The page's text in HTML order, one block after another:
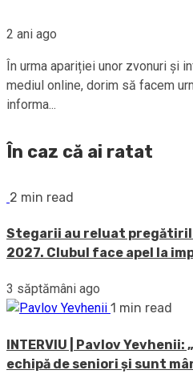
2 ani ago
În urma apariției unor zvonuri și
mediul online, dorim să facem
informa...
În caz că ai ratat
2 min read
Stegarii au reluat
2027. Clubul face apel la
3 săptămâni ago
1 min read
INTERVIU | Pavlov Yevhenii:
echipă de seniori și sunt